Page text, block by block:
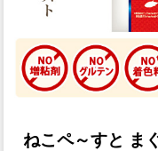
ねこペ～すと ま